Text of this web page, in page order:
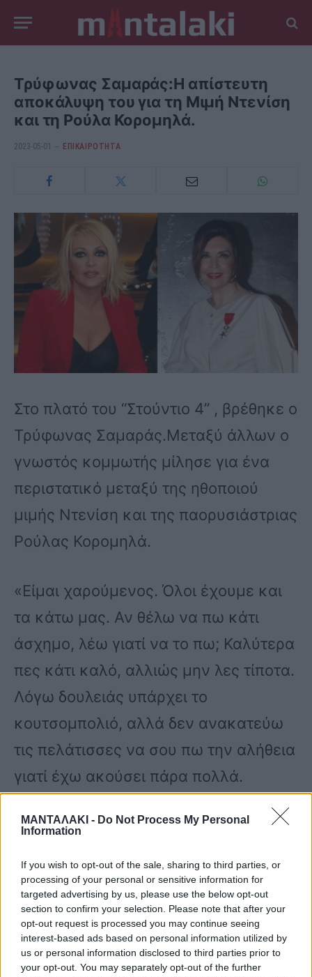
ΜΑΝΤΑΛΑΚΙ - Do Not Process My Personal
Information
If you wish to opt-out of the sale, sharing to third parties, or
processing of your personal or sensitive information for
targeted advertising by us, please use the below opt-out
section to confirm your selection. Please note that after your
opt-out request is processed you may continue seeing
interest-based ads based on personal information utilized by
us or personal information disclosed to third parties prior to
your opt-out. You may separately opt-out of the further
Τρύφωνας Σαμαράς:Η απίστευτη
αποκάλυψη του για τη Μιμή Ντενίση
και τη Ρούλα Κορομηλά.
2023-05-01 ΕΠΙΚΑΙΡΟΤΗΤΑ
Στο πλατό του “Στούντιο 4” , βρέθηκε ο
Τρύφωνας Σαμαράς.Μεταξύ άλλων ο
γνωστός κομμωτής μίλησε για ένα
περιστατικό μεταξύ της ηθοποιού
μιμής Ντενίση και της παορυσιάστριας
Ρούλας Κορομηλά.
«Είμαι χαρούμενος. Όλοι έχουμε και
τα κάτω μας. Αν θέλω να πω κάτι
άσχημο, λέω γιατί να το πω; Καλύτερα
πες κάτι καλό, αλλιώς μην λες τίποτα.
Λόγω δουλειάς υπάρχει το
κουτσομπολιό, αλλά δεν ανακατεύω
τις πελάτισσες να σου πω την αλήθεια
γιατί έχω ακούσει πάρα πολλά.
Να σας πω ένα παράδειγμα από πολύ
παλιά. Μια φορά χτένιζα την Ρούλα
Κορομηλά και στο άλλο την Μιμή
Ντενίση. Πήγαινα στην Μιμή και μου